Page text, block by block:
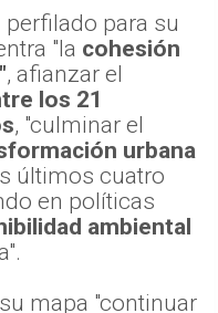
perfilado para su
"la cohesión
, afianzar el
los 21
, "culminar el
urbana
últimos cuatro
en políticas
ambiental
mapa "continuar